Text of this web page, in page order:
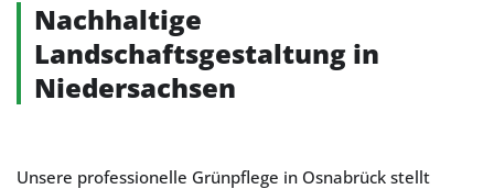
Nachhaltige
Landschaftsgestaltung in
Niedersachsen
Unsere professionelle Grünpflege in Osnabrück stellt